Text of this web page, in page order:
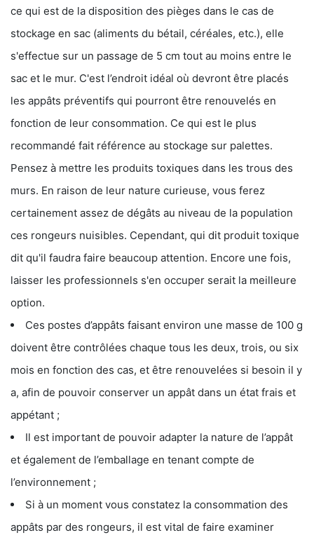
ce qui est de la disposition des pièges dans le cas de
stockage en sac (aliments du bétail, céréales, etc.), elle
s'effectue sur un passage de 5 cm tout au moins entre le
sac et le mur. C'est l’endroit idéal où devront être placés
les appâts préventifs qui pourront être renouvelés en
fonction de leur consommation. Ce qui est le plus
recommandé fait référence au stockage sur palettes.
Pensez à mettre les produits toxiques dans les trous des
murs. En raison de leur nature curieuse, vous ferez
certainement assez de dégâts au niveau de la population
ces rongeurs nuisibles. Cependant, qui dit produit toxique
dit qu'il faudra faire beaucoup attention. Encore une fois,
laisser les professionnels s'en occuper serait la meilleure
option.
Ces postes d’appâts faisant environ une masse de 100 g
doivent être contrôlées chaque tous les deux, trois, ou six
mois en fonction des cas, et être renouvelées si besoin il y
a, afin de pouvoir conserver un appât dans un état frais et
appétant ;
Il est important de pouvoir adapter la nature de l’appât
et également de l’emballage en tenant compte de
l’environnement ;
Si à un moment vous constatez la consommation des
appâts par des rongeurs, il est vital de faire examiner